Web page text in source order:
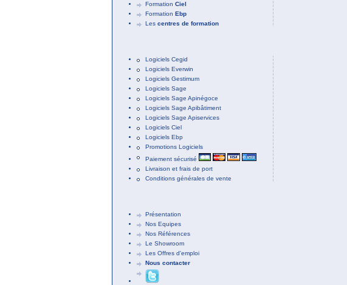
Formation Ciel
Formation Ebp
Les centres de formation
Logiciels Cegid
Logiciels Everwin
Logiciels Gestimum
Logiciels Sage
Logiciels Sage Apinégoce
Logiciels Sage Apibâtiment
Logiciels Sage Apiservices
Logiciels Ciel
Logiciels Ebp
Promotions Logiciels
Paiement sécurisé
Livraison et frais de port
Conditions générales de vente
Présentation
Nos Equipes
Nos Références
Le Showroom
Les Offres d'emploi
Nous contacter